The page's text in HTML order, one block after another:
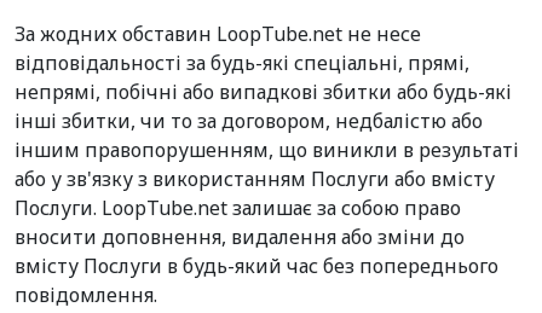
За жодних обставин LoopTube.net не несе
відповідальності за будь-які спеціальні, прямі,
непрямі, побічні або випадкові збитки або будь-які
інші збитки, чи то за договором, недбалістю або
іншим правопорушенням, що виникли в результаті
або у зв'язку з використанням Послуги або вмісту
Послуги. LoopTube.net залишає за собою право
вносити доповнення, видалення або зміни до
вмісту Послуги в будь-який час без попереднього
повідомлення.